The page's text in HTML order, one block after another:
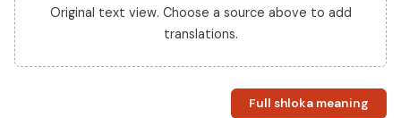
Original text view. Choose a source above to add
translations.
Full shloka meaning